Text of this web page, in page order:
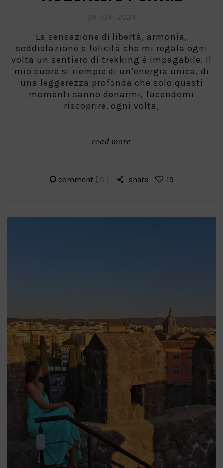
La sensazione di libertà, armonia,
soddisfazione e felicità che mi regala ogni
volta un sentiero di trekking è impagabile. Il
mio cuore si riempie di un’energia unica, di
una leggerezza profonda che solo questi
momenti sanno donarmi, facendomi
riscoprire, ogni volta,
read more
comment [ 0 ] share 19